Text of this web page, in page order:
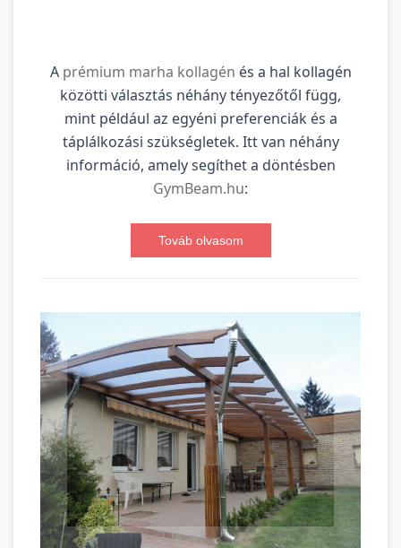
A prémium marha kollagén és a hal kollagén
közötti választás néhány tényezőtől függ,
mint például az egyéni preferenciák és a
táplálkozási szükségletek. Itt van néhány
információ, amely segíthet a döntésben
GymBeam.hu:
Továb olvasom